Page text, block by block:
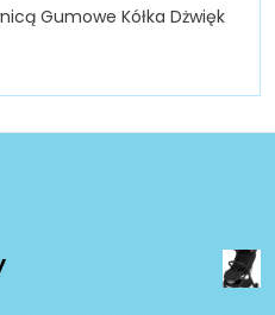
Gumowe Kółka Dżwięk